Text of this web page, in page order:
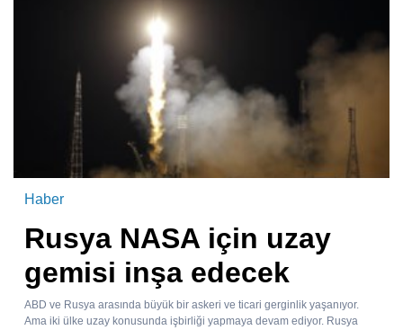
Haber
Rusya NASA için uzay
gemisi inşa edecek
ABD ve Rusya arasında büyük bir askeri ve ticari gerginlik yaşanıyor.
Ama iki ülke uzay konusunda işbirliği yapmaya devam ediyor. Rusya